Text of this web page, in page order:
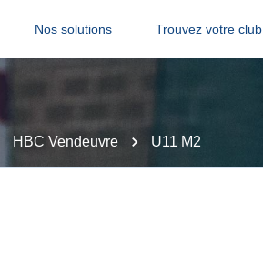
Nos solutions Trouvez votre club
HBC Vendeuvre U11 M2